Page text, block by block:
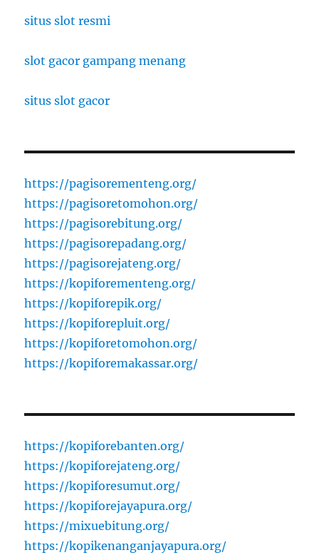
situs slot resmi
slot gacor gampang menang
situs slot gacor
https://pagisorementeng.org/
https://pagisoretomohon.org/
https://pagisorebitung.org/
https://pagisorepadang.org/
https://pagisorejateng.org/
https://kopiforementeng.org/
https://kopiforepik.org/
https://kopiforepluit.org/
https://kopiforetomohon.org/
https://kopiforemakassar.org/
https://kopiforebanten.org/
https://kopiforejateng.org/
https://kopiforesumut.org/
https://kopiforejayapura.org/
https://mixuebitung.org/
https://kopikenanganjayapura.org/